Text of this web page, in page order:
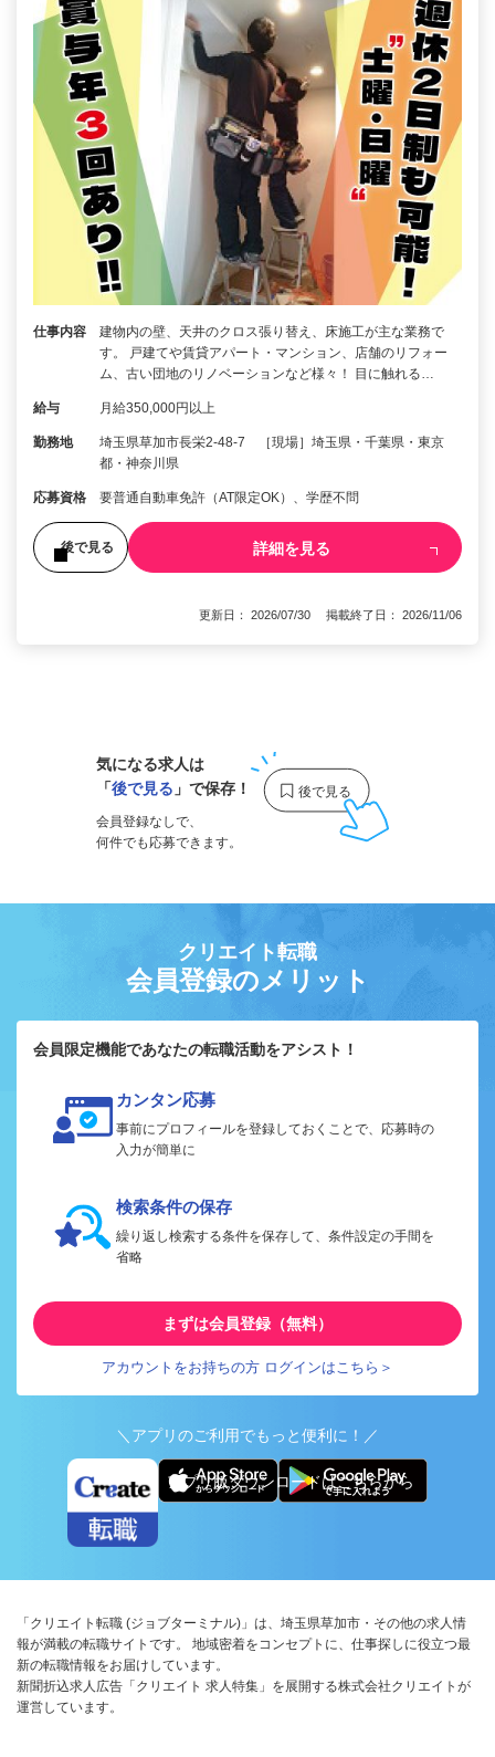
仕事内容
建物内の壁、天井のクロス張り替え、床施工が主な業務で
す。 戸建てや賃貸アパート・マンション、店舗のリフォー
ム、古い団地のリノベーションなど様々！ 目に触れる…
給与 月給350,000円以上
勤務地
埼玉県草加市長栄2-48-7 ［現場］埼玉県・千葉県・東京
都・神奈川県
応募資格 要普通自動車免許（AT限定OK）、学歴不問
後で見る 詳細を見る
更新日： 2026/07/30 掲載終了日： 2026/11/06
気になる求人は
「後で見る 」で保存！
会員登録なしで、
何件でも応募できます。
クリエイト転職
会員登録のメリット
会員限定機能であなたの転職活動をアシスト！
カンタン応募
事前にプロフィールを登録しておくことで、応募時の
入力が簡単に
検索条件の保存
繰り返し検索する条件を保存して、条件設定の手間を
省略
まずは会員登録（無料）
アカウントをお持ちの方 ログインはこちら＞
＼アプリのご利用でもっと便利に！／
アプリ版ダウンロードはこちらから
「クリエイト転職 (ジョブターミナル)」は、埼玉県草加市・その他の求人情
報が満載の転職サイトです。 地域密着をコンセプトに、仕事探しに役立つ最
新の転職情報をお届けしています。
新聞折込求人広告「クリエイト 求人特集」を展開する株式会社クリエイトが
運営しています。